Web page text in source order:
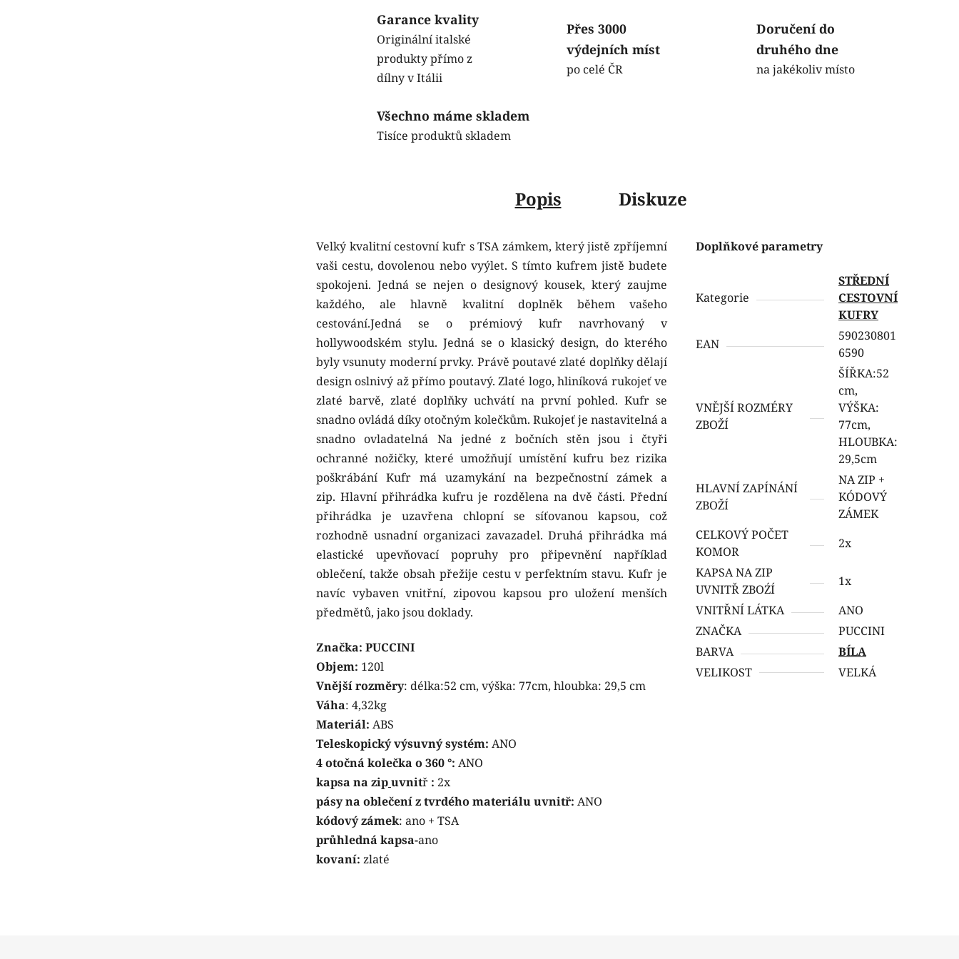
Garance kvality
Originální italské
produkty přímo z
dílny v Itálii
Přes 3000
výdejních míst
po celé ČR
Doručení do
druhého dne
na jakékoliv místo
Všechno máme skladem
Tisíce produktů skladem
Popis Diskuze
Velký kvalitní cestovní kufr s TSA zámkem, který jistě zpříjemní
vaši cestu, dovolenou nebo vyýlet. S tímto kufrem jistě budete
spokojeni. Jedná se nejen o designový kousek, který zaujme
každého, ale hlavně kvalitní doplněk během vašeho
cestování.Jedná se o prémiový kufr navrhovaný v
hollywoodském stylu. Jedná se o klasický design, do kterého
byly vsunuty moderní prvky. Právě poutavé zlaté doplňky dělají
design oslnivý až přímo poutavý. Zlaté logo, hliníková rukojeť ve
zlaté barvě, zlaté doplňky uchvátí na první pohled. Kufr se
snadno ovládá díky otočným kolečkům. Rukojeť je nastavitelná a
snadno ovladatelná Na jedné z bočních stěn jsou i čtyři
ochranné nožičky, které umožňují umístění kufru bez rizika
poškrábání Kufr má uzamykání na bezpečnostní zámek a
zip. Hlavní přihrádka kufru je rozdělena na dvě části. Přední
přihrádka je uzavřena chlopní se síťovanou kapsou, což
rozhodně usnadní organizaci zavazadel. Druhá přihrádka má
elastické upevňovací popruhy pro připevnění například
oblečení, takže obsah přežije cestu v perfektním stavu. Kufr je
navíc vybaven vnitřní, zipovou kapsou pro uložení menších
předmětů, jako jsou doklady.
Značka: PUCCINI
Objem: 120l
Vnější rozměry: délka:52 cm, výška: 77cm, hloubka: 29,5 cm
Váha: 4,32kg
Materiál: ABS
Teleskopický výsuvný systém: ANO
4 otočná kolečka o 360 °: ANO
kapsa na zipuvnitř : 2x
pásy na oblečení z tvrdého materiálu uvnitř: ANO
kódový zámek: ano + TSA
průhledná kapsa-ano
kovaní: zlaté
Doplňkové parametry
Kategorie
STŘEDNÍ
CESTOVNÍ
KUFRY
EAN
590230801
6590
VNĚJŠÍ ROZMÉRY
ZBOŽÍ
ŠÍŘKA:52
cm,
VÝŠKA:
77cm,
HLOUBKA:
29,5cm
HLAVNÍ ZAPÍNÁNÍ
ZBOŽÍ
NA ZIP +
KÓDOVÝ
ZÁMEK
CELKOVÝ POČET
KOMOR
2x
KAPSA NA ZIP
UVNITŘ ZBOŹÍ
1x
VNITŘNÍ LÁTKA
ANO
ZNAČKA
PUCCINI
BARVA
BÍLA
VELIKOST
VELKÁ